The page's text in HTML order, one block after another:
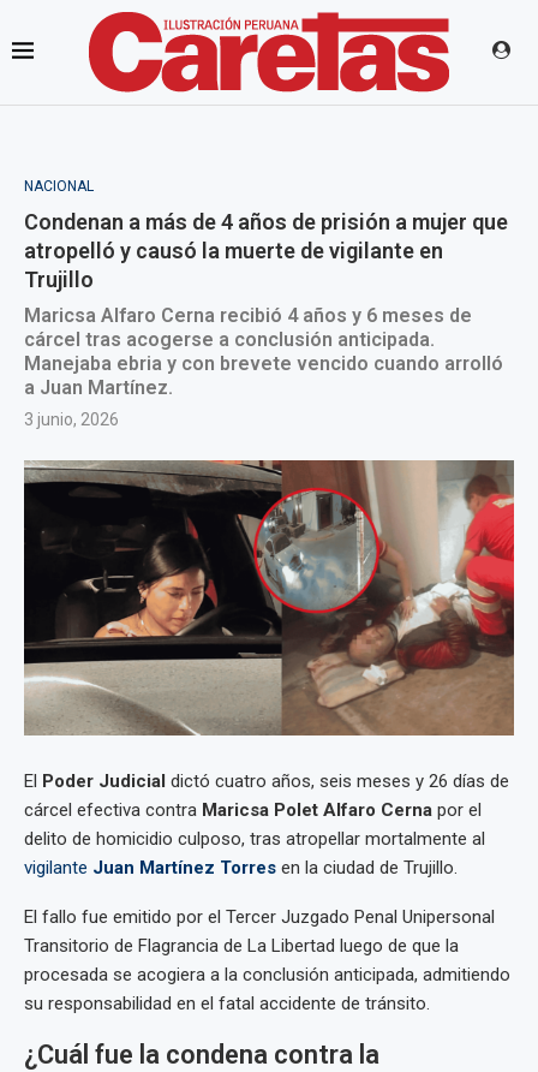
NACIONAL
Condenan a más de 4 años de prisión a mujer que
atropelló y causó la muerte de vigilante en
Trujillo
Maricsa Alfaro Cerna recibió 4 años y 6 meses de
cárcel tras acogerse a conclusión anticipada.
Manejaba ebria y con brevete vencido cuando arrolló
a Juan Martínez.
3 junio, 2026
El Poder Judicial dictó cuatro años, seis meses y 26 días de
cárcel efectiva contra Maricsa Polet Alfaro Cerna por el
delito de homicidio culposo, tras atropellar mortalmente al
vigilante Juan Martínez Torres en la ciudad de Trujillo.
El fallo fue emitido por el Tercer Juzgado Penal Unipersonal
Transitorio de Flagrancia de La Libertad luego de que la
procesada se acogiera a la conclusión anticipada, admitiendo
su responsabilidad en el fatal accidente de tránsito.
¿Cuál fue la condena contra la